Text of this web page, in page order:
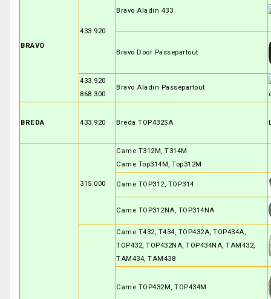
BRAVO
433.920
Bravo Aladin 433
Bravo Door Passepartout
433.920
868.300
Bravo Aladin Passepartout
BREDA 433.920 Breda TOP432SA
315.000
Came T312M, T314M
Came Top314M, Top312M
Came TOP312, TOP314
Came TOP312NA, TOP314NA
Came T432, T434, TOP432A, TOP434A,
TOP432, TOP432NA, TOP434NA, TAM432,
TAM434, TAM438
Came TOP432M, TOP434M